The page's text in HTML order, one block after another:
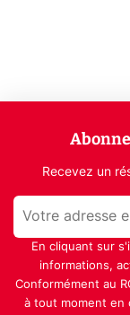
Recevez un
En cliquant sur
informations,
Conformément au
à tout moment en